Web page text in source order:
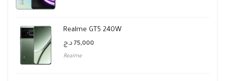
Realme GT5 240W
75,000 د.ج
Realme